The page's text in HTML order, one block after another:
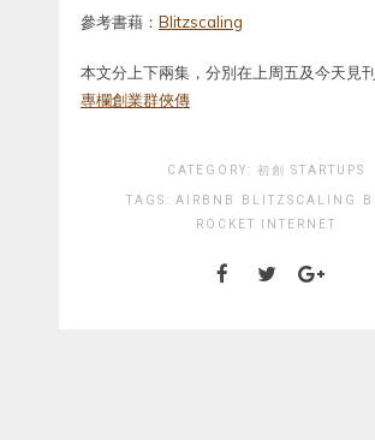
參考書藉： Blitzscaling
本文分上下兩集，分別在上周五及今天見
專欄創業群俠傳
CATEGORY: 初創 STARTUPS
TAGS: AIRBNB BLITZSCALING
ROCKET INTERNET